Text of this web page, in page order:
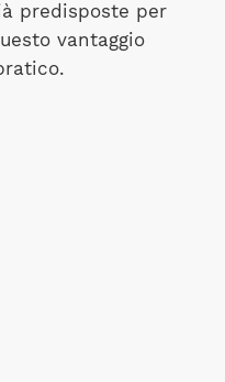
predisposte per
vantaggio